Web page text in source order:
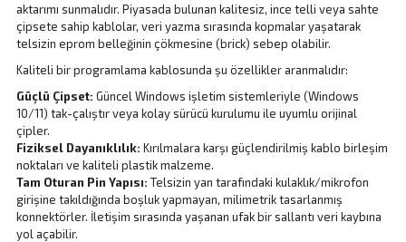
aktarımı sunmalıdır. Piyasada bulunan kalitesiz, ince telli veya sahte
çipsete sahip kablolar, veri yazma sırasında kopmalar yaşatarak
telsizin eprom belleğinin çökmesine (brick) sebep olabilir.
Kaliteli bir programlama kablosunda şu özellikler aranmalıdır:
Güçlü Çipset: Güncel Windows işletim sistemleriyle (Windows
10/11) tak-çalıştır veya kolay sürücü kurulumu ile uyumlu orijinal
çipler.
Fiziksel Dayanıklılık: Kırılmalara karşı güçlendirilmiş kablo birleşim
noktaları ve kaliteli plastik malzeme.
Tam Oturan Pin Yapısı: Telsizin yan tarafındaki kulaklık/mikrofon
girişine takıldığında boşluk yapmayan, milimetrik tasarlanmış
konnektörler. İletişim sırasında yaşanan ufak bir sallantı veri kaybına
yol açabilir.